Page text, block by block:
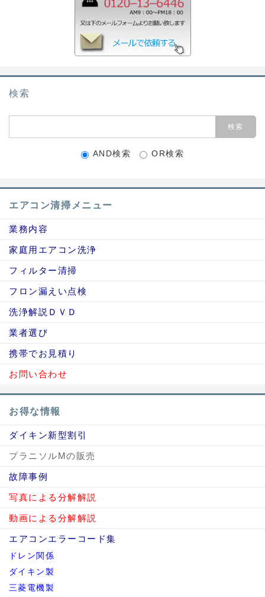
検索
AND検索 OR検索
エアコン清掃メニュー
業務内容
家庭用エアコン洗浄
フィルター清掃
フロン漏えい点検
洗浄解説ＤＶＤ
業者選び
携帯でお見積り
お問い合わせ
お得な情報
ダイキン新型割引
プラニソルMの販売
故障事例
写真による分解解説
動画による分解解説
エアコンエラーコード集
ドレン関係
ダイキン製
三菱電機製